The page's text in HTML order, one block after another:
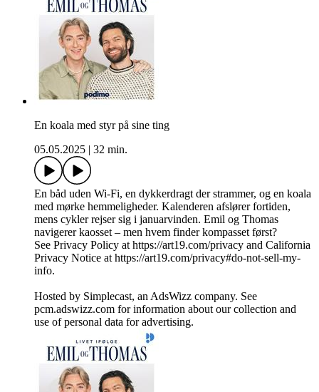
En koala med styr på sine ting
05.05.2025
32 min.
En båd uden Wi-Fi, en dykkerdragt der strammer, og en koala
med mørke hemmeligheder. Kalenderen afslører fortiden,
mens cykler rejser sig i januarvinden. Emil og Thomas
navigerer kaosset – men hvem finder kompasset først?
See Privacy Policy at https://art19.com/privacy and California
Privacy Notice at https://art19.com/privacy#do-not-sell-my-
info.
Hosted by Simplecast, an AdsWizz company. See
pcm.adswizz.com for information about our collection and
use of personal data for advertising.